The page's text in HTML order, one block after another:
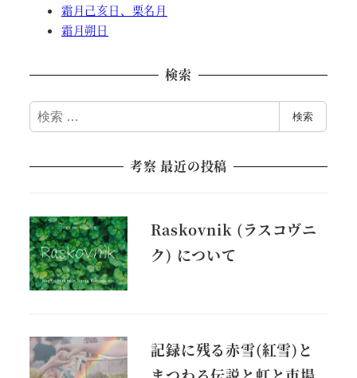
霜月己亥日、栗名月
霜月朔日
検索
検
索
検索
考察 最近の投稿
Raskovnik (ラスコヴニ
ク) について
記録に残る赤雪(紅雪)と